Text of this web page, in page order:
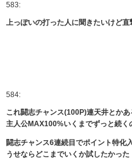
583:
上っぽいの打った人に聞きたいけど
584:
これ闘志チャンス(100P)連天井とかあ
主人公MAX100%いくまでずっと続く
闘志チャンス6連続目でポイント特化
うせならどこまでいくか試したかった